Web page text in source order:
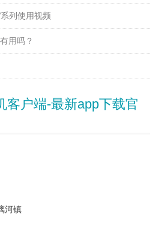
列使用视频
用吗？
客户端-最新app下载官
河镇